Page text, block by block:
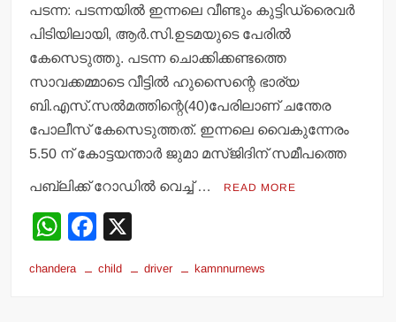
പടന്ന: പടന്നയില്‍ ഇന്നലെ വീണ്ടും കുട്ടിഡ്രൈവര്‍
പിടിയിലായി, ആര്‍.സി.ഉടമയുടെ പേരില്‍
കേസെടുത്തു. പടന്ന ചൊക്കിക്കണ്ടത്തെ
സാവക്കമ്മാടെ വീട്ടില്‍ ഹുസൈന്റെ ഭാര്യ
ബി.എസ്.സല്‍മത്തിന്റെ(40)പേരിലാണ് ചന്തേര
പോലീസ് കേസെടുത്തത്. ഇന്നലെ വൈകുന്നേരം
5.50 ന് കോട്ടയന്താര്‍ ജുമാ മസ്ജിദിന് സമീപത്തെ
പബ്ലിക്ക് റോഡില്‍ വെച്ച് … READ MORE
W
at
F
c
chandera child driver kamnnurnews